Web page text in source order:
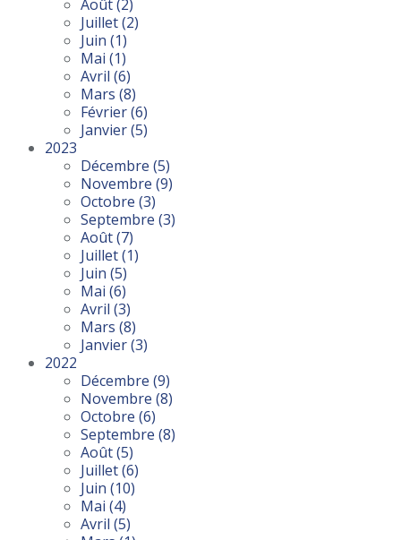
Août(2)
Juillet(2)
Juin (1)
Mai (1)
Avril (6)
Mars (8)
Février(6)
Janvier(5)
2023
Décembre (5)
Novembre (9)
Octobre (3)
Septembre (3)
Août(7)
Juillet(1)
Juin (5)
Mai (6)
Avril (3)
Mars (8)
Janvier(3)
2022
Décembre (9)
Novembre (8)
Octobre (6)
Septembre (8)
Août(5)
Juillet(6)
Juin (10)
Mai (4)
Avril (5)